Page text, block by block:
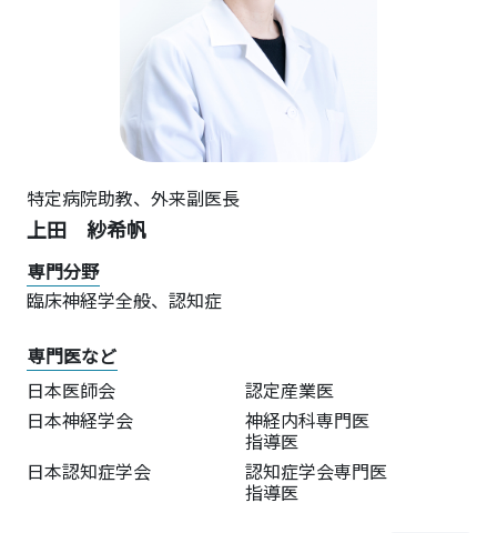
特定病院助教、外来副医長
上田 紗希帆
専門分野
臨床神経学全般、認知症
専門医など
日本医師会
認定産業医
日本神経学会
神経内科専門医
指導医
日本認知症学会
認知症学会専門医
指導医